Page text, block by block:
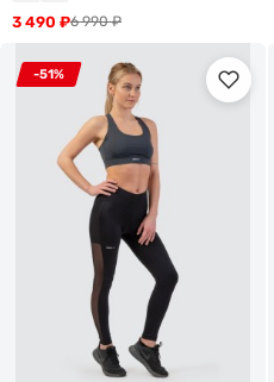
6 990₽
3 490 ₽
-51%